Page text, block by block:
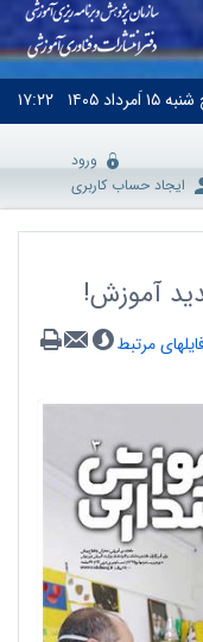
شنبه۱۵ اَمرداد ۱۴۰۵ ۱۷:۲۲
ورود
ایجاد حساب کاربری
آموزش!
مرتبط